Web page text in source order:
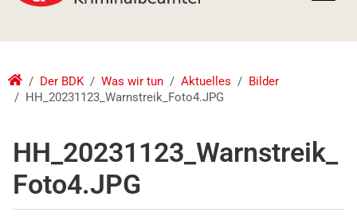
Der BDK Was wir tun Aktuelles
Bilder
HH_20231123_Warnstreik_Foto4.JPG
HH_20231123_Warnstreik_
Foto4.JPG